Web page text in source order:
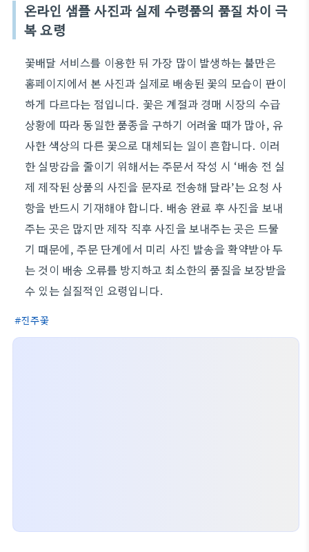
온라인 샘플 사진과 실제 수령품의 품질 차이 극
복 요령
꽃배달 서비스를 이용한 뒤 가장 많이 발생하는 불만은
홈페이지에서 본 사진과 실제로 배송된 꽃의 모습이 판이
하게 다르다는 점입니다. 꽃은 계절과 경매 시장의 수급
상황에 따라 동일한 품종을 구하기 어려울 때가 많아, 유
사한 색상의 다른 꽃으로 대체되는 일이 흔합니다. 이러
한 실망감을 줄이기 위해서는 주문서 작성 시 ‘배송 전 실
제 제작된 상품의 사진을 문자로 전송해 달라’는 요청 사
항을 반드시 기재해야 합니다. 배송 완료 후 사진을 보내
주는 곳은 많지만 제작 직후 사진을 보내주는 곳은 드물
기 때문에, 주문 단계에서 미리 사진 발송을 확약받아 두
는 것이 배송 오류를 방지하고 최소한의 품질을 보장받을
수 있는 실질적인 요령입니다.
진주꽃